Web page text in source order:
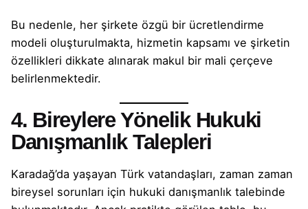
Bu nedenle, her şirkete özgü bir ücretlendirme
modeli oluşturulmakta, hizmetin kapsamı ve şirketin
özellikleri dikkate alınarak makul bir mali çerçeve
belirlenmektedir.
4. Bireylere Yönelik Hukuki
Danışmanlık Talepleri
Karadağ’da yaşayan Türk vatandaşları, zaman zaman
bireysel sorunları için hukuki danışmanlık talebinde